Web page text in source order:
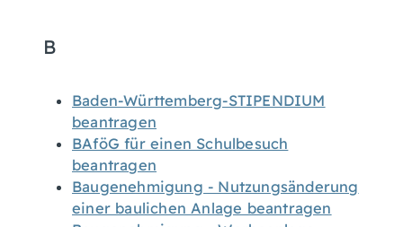
B
Baden-Württemberg-STIPENDIUM
beantragen
BAföG für einen Schulbesuch
beantragen
Baugenehmigung - Nutzungsänderung
einer baulichen Anlage beantragen